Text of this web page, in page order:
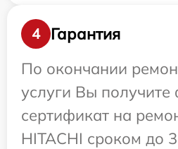
4
Гарантия
По окончании
услуги Вы
сертификат на
HITACHI сроком до 3